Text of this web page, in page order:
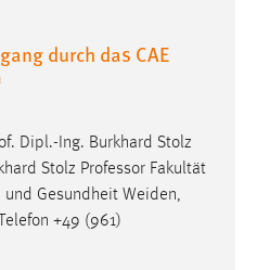
durch das CAE
Dipl.-Ing. Burkhard Stolz
Stolz Professor Fakultät
Gesundheit Weiden,
+49 (961)